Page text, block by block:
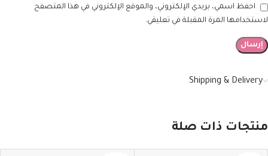
احفظ اسمي، بريدي الإلكتروني، والموقع الإلكتروني في هذا المتصفح
لاستخدامها المرة المقبلة في تعليقي.
Shipping & Delivery
منتجات ذات صلة